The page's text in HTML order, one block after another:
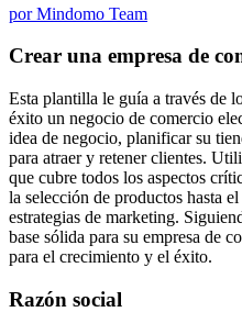
por Mindomo Team
Crear una empresa de
Esta plantilla le guía a través de
éxito un negocio de comercio
idea de negocio, planificar su
para atraer y retener clientes.
que cubre todos los aspectos
la selección de productos hasta
estrategias de marketing.
base sólida para su empresa de
para el crecimiento y el éxito.
Razón social